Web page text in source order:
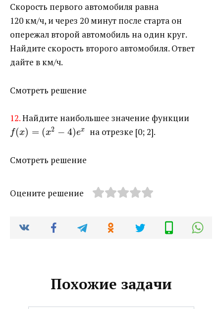
Скорость первого автомобиля равна
120 км/ч, и через 20 минут после старта он
опережал второй автомобиль на один круг.
Найдите скорость второго автомобиля. Ответ
дайте в км/ч.
Смотреть решение
12.Найдите наибольшее значение функции ​
f(x) = (x2 − 4)ex ​ на отрезке [0; 2].
Смотреть решение
Оцените решение
Похожие задачи